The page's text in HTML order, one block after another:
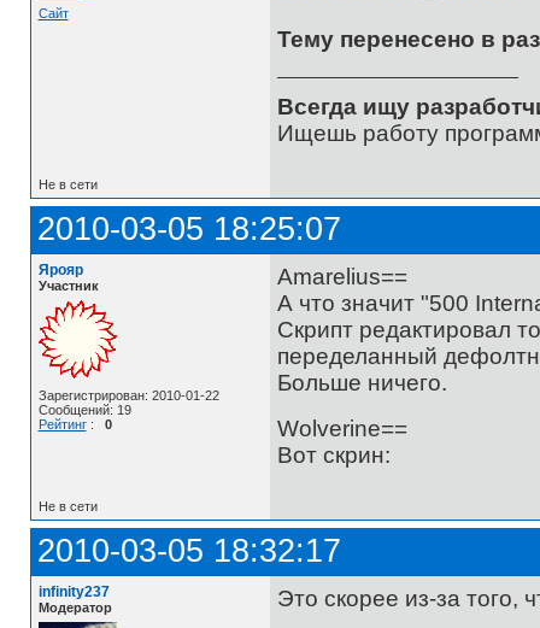
Сайт
Тему перенесено в
Всегда ищу
Ищешь работу
Не в сети
2010-03-05 18:25:07
Ярояр
Участник
Зарегистрирован: 2010-01-22
Сообщений: 19
Рейтинг: 0
Amarelius==
А что значит "500
Скрипт редактировал
переделанный
Больше ничего.
Wolverine==
Вот скрин:
Не в сети
2010-03-05 18:32:17
infinity237
Модератор
Это скорее из-за того,